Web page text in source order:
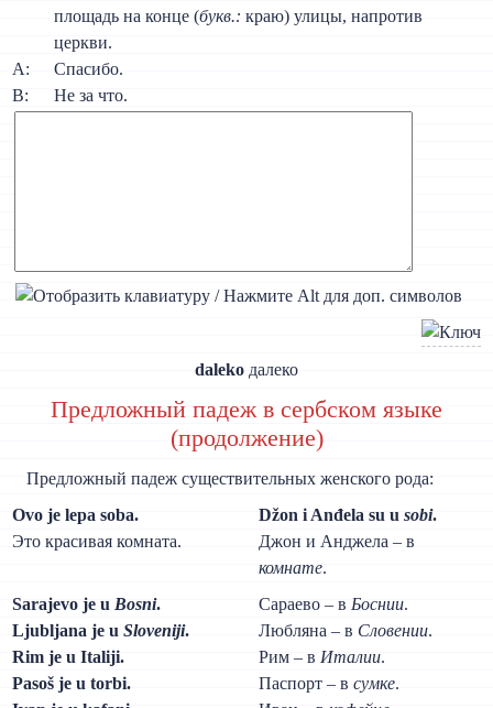
площадь на конце (букв.: краю) улицы, напротив
церкви.
A:
Спасибо.
B:
Не за что.
daleko далеко
Предложный падеж в сербском языке
(продолжение)
Предложный падеж существительных женского рода:
Ovo je lepa soba.
Это красивая комната.
Džon i Anđela su usobi.
Джон и Анджела – в
комнате.
Sarajevo je u Bosni. Сараево – в Боснии.
Ljubljana je uSloveniji. Любляна – в Словении.
Rim je u Italiji.
Рим – в Италии.
Pasoš je u torbi.
Паспорт – всумке.